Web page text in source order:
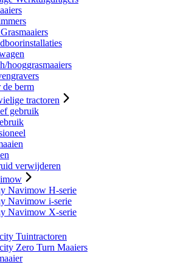
hooggrasmaaiers
de berm
tractoren
gebruik
verwijderen
Navimow H-serie
Navimow i-serie
Navimow X-serie
Tuintractoren
Zero Turn Maaiers